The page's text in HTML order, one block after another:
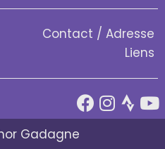
Contact / Adresse
Liens
Gadagne